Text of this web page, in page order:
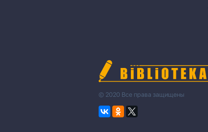
© 2020 Все права защищены